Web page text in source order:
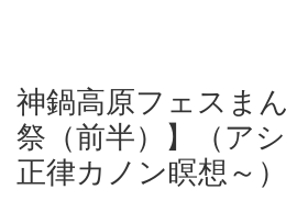
神鍋高原フェスま
祭（前半）】（ア
正律カノン瞑想～）